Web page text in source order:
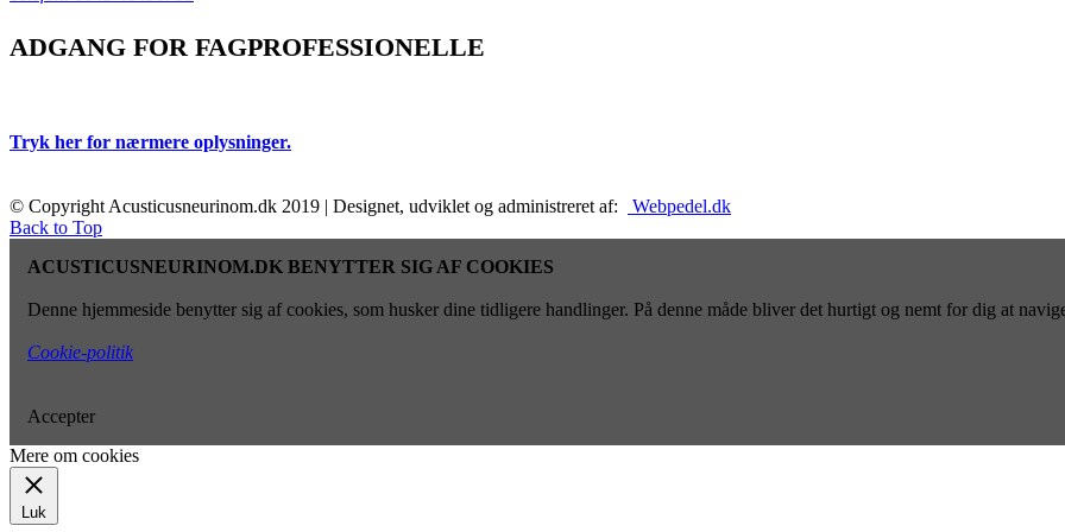
ADGANG FOR FAGPROFESSIONELLE
Tryk her for nærmere oplysninger.
© Copyright Acusticusneurinom.dk 2019 | Designet, udviklet og administreret af:
Webpedel.dk
Back to Top
ACUSTICUSNEURINOM.DK BENYTTER SIG AF COOKIES
Denne hjemmeside benytter sig af cookies, som husker dine tidligere handlinger. På denne måde bliver det hurtigt og nemt for dig at
Cookie-politik
Accepter
Mere om cookies
Luk